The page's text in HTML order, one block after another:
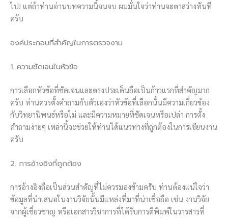
ไป! แต่ถ้าท่านอ่านบทความนี้จนจบ ผมมั่นใจว่าท่านจะตาสว่างทันที
ครับ
องค์ประกอบที่สำคัญในการตรวจงาน
1. ความชัดเจนในหัวข้อ
การเลือกหัวข้อที่ชัดเจนและตรงประเด็นถือเป็นก้าวแรกที่สำคัญมาก
ครับ ท่านควรตั้งคำถามกับตัวเองว่าหัวข้อที่เลือกนั้นมีความเกี่ยวข้อง
กับวิทยานิพนธ์หรือไม่ และมีความหมายที่ชัดเจนหรือเปล่า การตั้ง
คำถามง่ายๆ เหล่านี้จะช่วยให้ท่านได้แนวทางที่ถูกต้องในการเขียนงาน
ครับ
2. การอ้างอิงที่ถูกต้อง
การอ้างอิงถือเป็นส่วนสำคัญที่ไม่ควรมองข้ามครับ ท่านต้องแน่ใจว่า
ข้อมูลที่นำเสนอในงานวิจัยนั้นมีแหล่งที่มาที่น่าเชื่อถือ เช่น งานวิจัย
จากผู้เชี่ยวชาญ หรือเอกสารวิชาการที่ได้รับการตีพิมพ์ในวารสารที่